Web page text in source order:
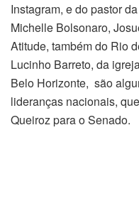
Instagram, e do pastor
Michelle Bolsonaro,
Atitude, também do Rio
Lucinho Barreto, da
Belo Horizonte, são
lideranças nacionais,
Queiroz para o Senado.